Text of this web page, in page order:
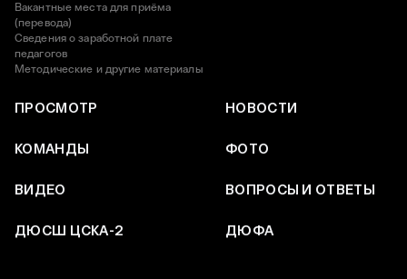
Вакантные места для приёма
(перевода)
Сведения о заработной плате
педагогов
Методические и другие материалы
ПРОСМОТР НОВОСТИ
КОМАНДЫ ФОТО
ВИДЕО ВОПРОСЫ И ОТВЕТЫ
ДЮСШ ЦСКА-2 ДЮФА